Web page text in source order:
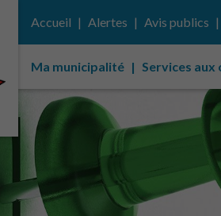
Accueil Alertes Avis publics
Ma municipalité Services aux